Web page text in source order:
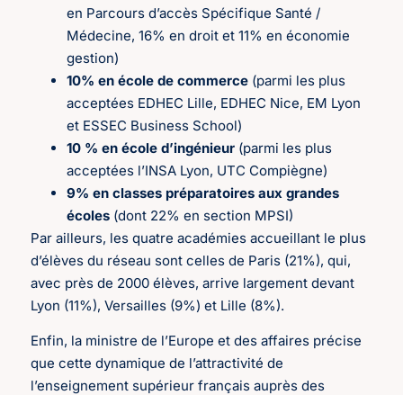
en Parcours d’accès Spécifique Santé /
Médecine, 16% en droit et 11% en économie
gestion)
10% en école de commerce (parmi les plus
acceptées EDHEC Lille, EDHEC Nice, EM Lyon
et ESSEC Business School)
10 % en école d’ingénieur (parmi les plus
acceptées l’INSA Lyon, UTC Compiègne)
9% en classes préparatoires aux grandes
écoles (dont 22% en section MPSI)
Par ailleurs, les quatre académies accueillant le plus
d’élèves du réseau sont celles de Paris (21%), qui,
avec près de 2000 élèves, arrive largement devant
Lyon (11%), Versailles (9%) et Lille (8%).
Enfin, la ministre de l’Europe et des affaires précise
que cette dynamique de l’attractivité de
l’enseignement supérieur français auprès des